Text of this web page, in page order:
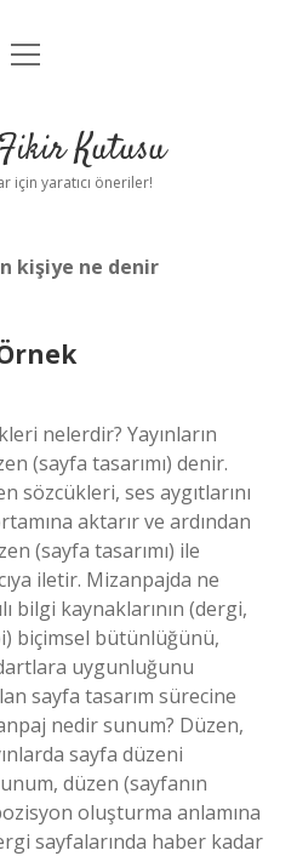
Uyarı
menüyü
Kutusu
için yaratıcı öneriler!
kişiye ne denir
nelerdir? Yayınların
(sayfa tasarımı) denir.
sözcükleri, ses aygıtlarını
aktarır ve ardından
(sayfa tasarımı) ile
iletir. Mizanpajda ne
bilgi kaynaklarının (dergi,
biçimsel bütünlüğünü,
uygunluğunu
sayfa tasarım sürecine
nedir sunum? Düzen,
sayfa düzeni
düzen (sayfanın
oluşturma anlamına
sayfalarında haber kadar